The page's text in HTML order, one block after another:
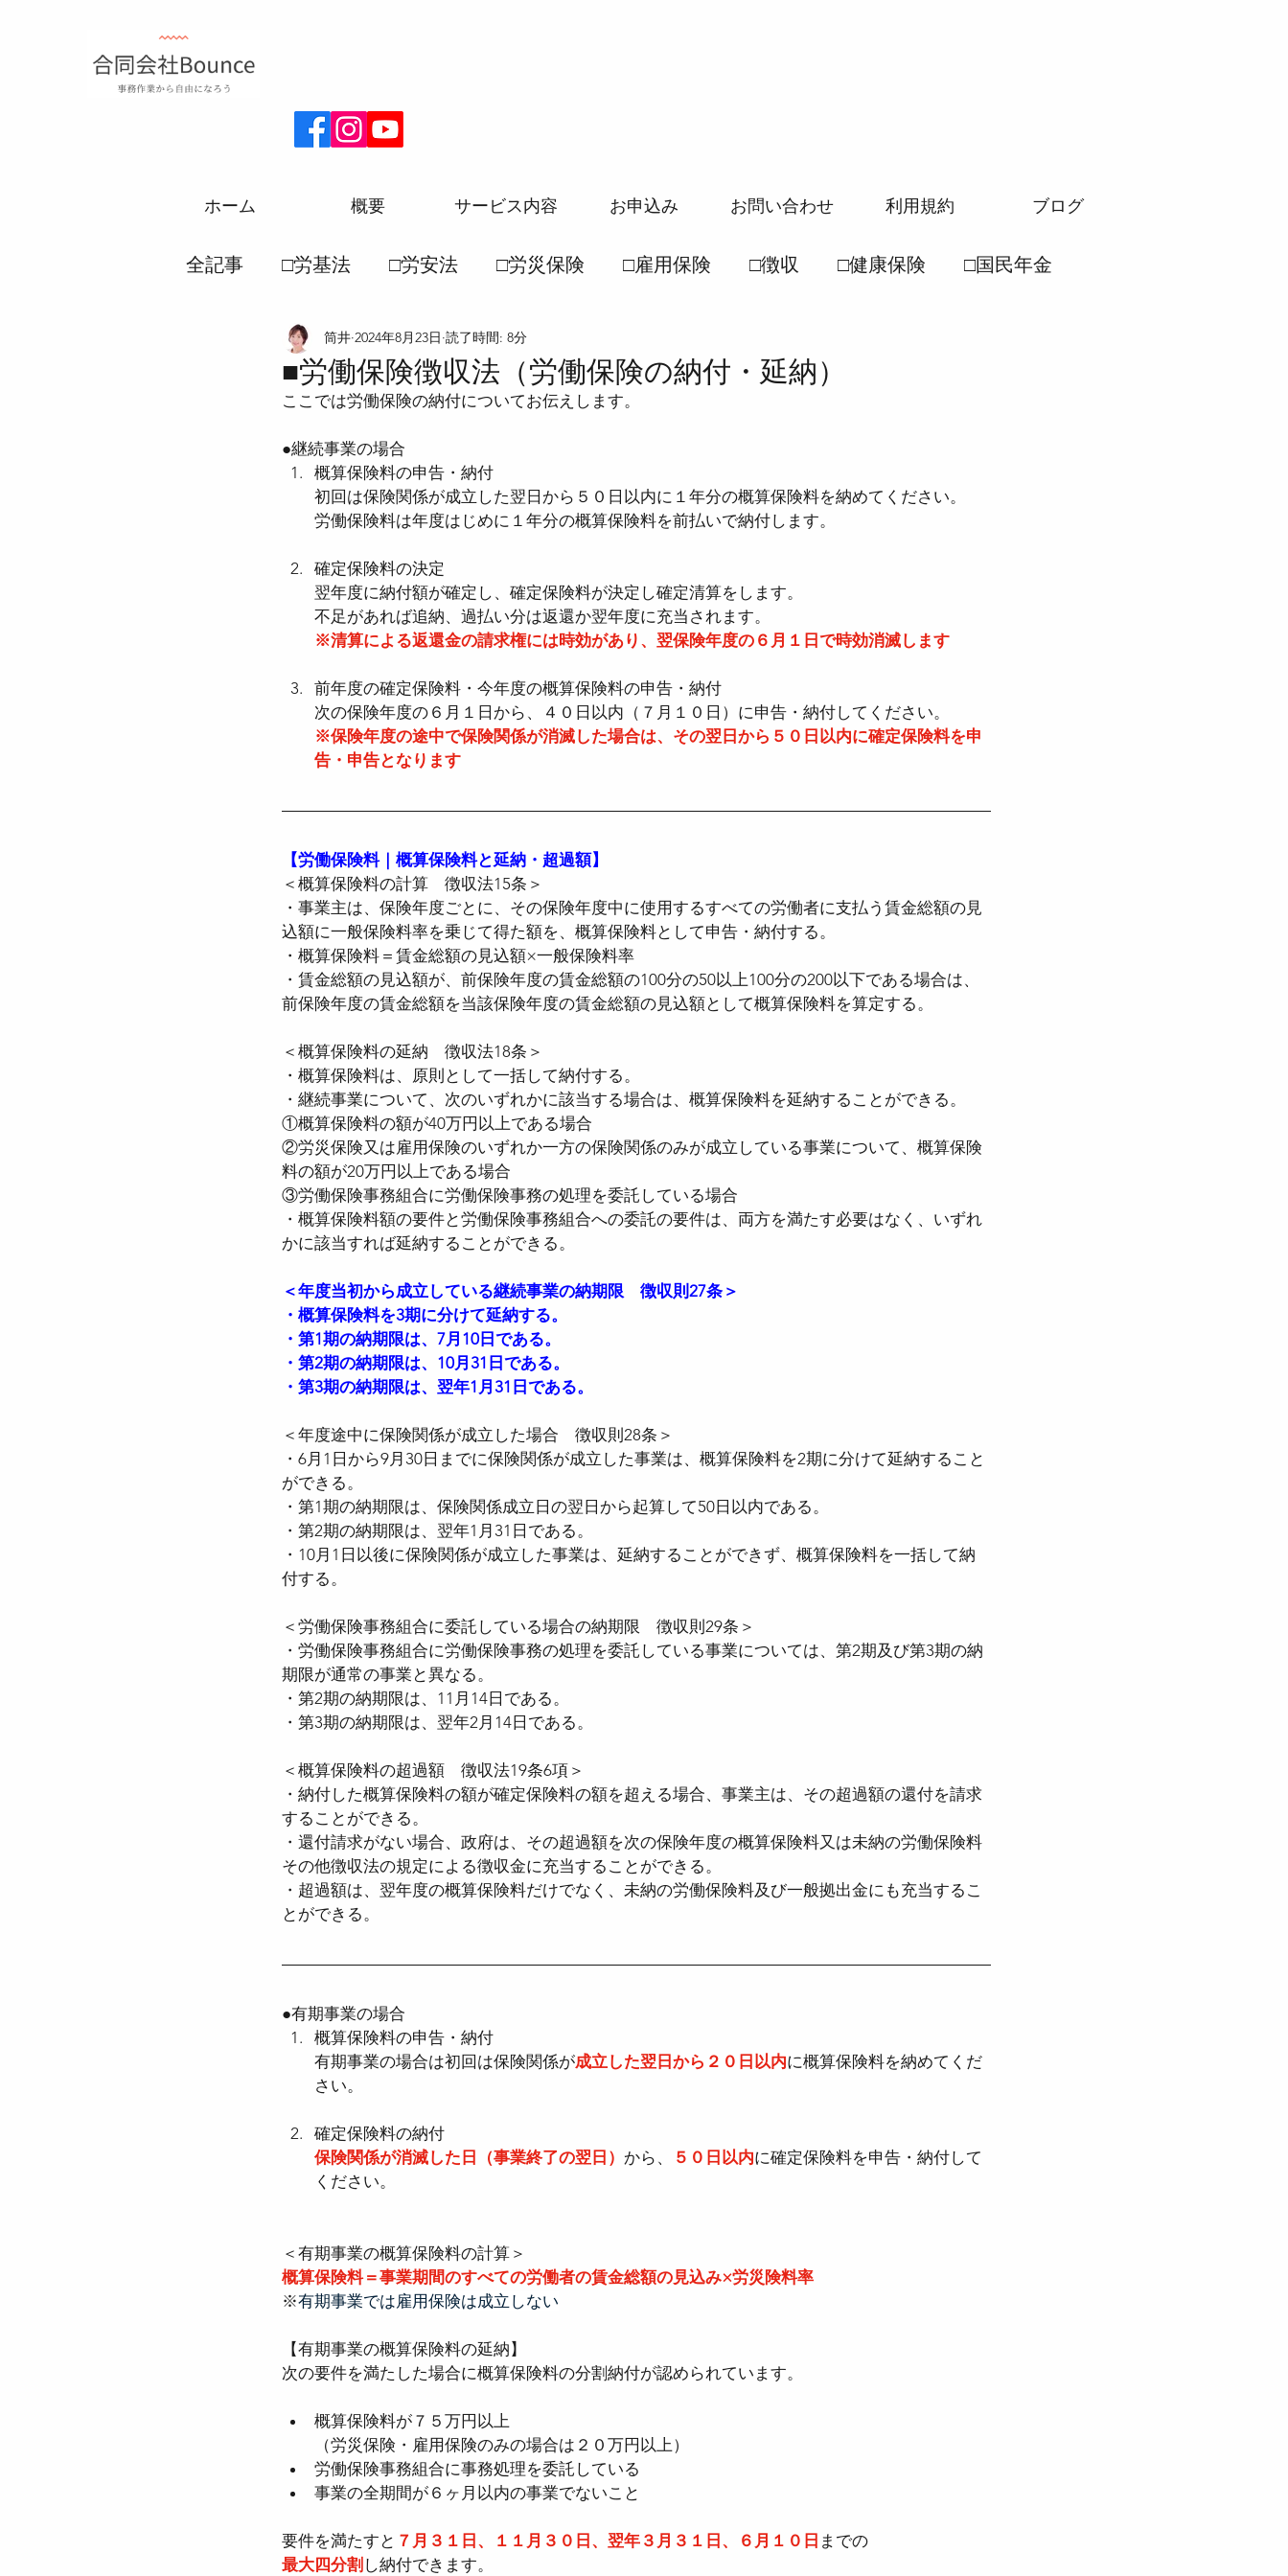
ホーム 概要 サービス内容 お申込み お問い合わせ 利用規約 ブログ
全記事 □労基法 □労安法 □労災保険 □雇用保険 □徴収 □健康保険 □国民年金
□厚生年金 □労務一般常識 □社保一般常識
●介護保険法 ●高齢者医療確保法 ●国民健康保険法 ●児童手当法
●確定給付企業年金法
●労働組合法 ●労働時間設定改善法 ●男女雇用機会均等法 ●育児介護休業法
■労働保険徴収法（労働保険の納付・延納）
筒井 2024年8月23日 読了時間: 8分
ここでは労働保険の納付についてお伝えします。
●継続事業の場合
概算保険料の申告・納付
初回は保険関係が成立した翌日から５０日以内に１年分の概算保険料を納めてください。
労働保険料は年度はじめに１年分の概算保険料を前払いで納付します。
確定保険料の決定
翌年度に納付額が確定し、確定保険料が決定し確定清算をします。
不足があれば追納、過払い分は返還か翌年度に充当されます。
※清算による返還金の請求権には時効があり、翌保険年度の６月１日で時効消滅します
前年度の確定保険料・今年度の概算保険料の申告・納付
次の保険年度の６月１日から、４０日以内（７月１０日）に申告・納付してください。
※保険年度の途中で保険関係が消滅した場合は、その翌日から５０日以内に確定保険料を申
告・申告となります
【労働保険料｜概算保険料と延納・超過額】
＜概算保険料の計算　徴収法15条＞
・事業主は、保険年度ごとに、その保険年度中に使用するすべての労働者に支払う賃金総額の見
込額に一般保険料率を乗じて得た額を、概算保険料として申告・納付する。
・概算保険料＝賃金総額の見込額×一般保険料率
・賃金総額の見込額が、前保険年度の賃金総額の100分の50以上100分の200以下である場合は、
前保険年度の賃金総額を当該保険年度の賃金総額の見込額として概算保険料を算定する。
＜概算保険料の延納　徴収法18条＞
・概算保険料は、原則として一括して納付する。
・継続事業について、次のいずれかに該当する場合は、概算保険料を延納することができる。
①概算保険料の額が40万円以上である場合
②労災保険又は雇用保険のいずれか一方の保険関係のみが成立している事業について、概算保険
料の額が20万円以上である場合
③労働保険事務組合に労働保険事務の処理を委託している場合
・概算保険料額の要件と労働保険事務組合への委託の要件は、両方を満たす必要はなく、いずれ
かに該当すれば延納することができる。
＜年度当初から成立している継続事業の納期限　徴収則27条＞
・概算保険料を3期に分けて延納する。
・第1期の納期限は、7月10日である。
・第2期の納期限は、10月31日である。
・第3期の納期限は、翌年1月31日である。
＜年度途中に保険関係が成立した場合　徴収則28条＞
・6月1日から9月30日までに保険関係が成立した事業は、概算保険料を2期に分けて延納すること
ができる。
・第1期の納期限は、保険関係成立日の翌日から起算して50日以内である。
・第2期の納期限は、翌年1月31日である。
・10月1日以後に保険関係が成立した事業は、延納することができず、概算保険料を一括して納
付する。
＜労働保険事務組合に委託している場合の納期限　徴収則29条＞
・労働保険事務組合に労働保険事務の処理を委託している事業については、第2期及び第3期の納
期限が通常の事業と異なる。
・第2期の納期限は、11月14日である。
・第3期の納期限は、翌年2月14日である。
＜概算保険料の超過額　徴収法19条6項＞
・納付した概算保険料の額が確定保険料の額を超える場合、事業主は、その超過額の還付を請求
することができる。
・還付請求がない場合、政府は、その超過額を次の保険年度の概算保険料又は未納の労働保険料
その他徴収法の規定による徴収金に充当することができる。
・超過額は、翌年度の概算保険料だけでなく、未納の労働保険料及び一般拠出金にも充当するこ
とができる。
●有期事業の場合
概算保険料の申告・納付
有期事業の場合は初回は保険関係が成立した翌日から２０日以内に概算保険料を納めてくだ
さい。
確定保険料の納付
保険関係が消滅した日（事業終了の翌日） から、 ５０日以内に確定保険料を申告・納付して
ください。
＜有期事業の概算保険料の計算＞
概算保険料＝事業期間のすべての労働者の賃金総額の見込み×労災険料率
※有期事業では雇用保険は成立しない
【有期事業の概算保険料の延納】
次の要件を満たした場合に概算保険料の分割納付が認められています。
概算保険料が７５万円以上
（労災保険・雇用保険のみの場合は２０万円以上）
労働保険事務組合に事務処理を委託している
事業の全期間が６ヶ月以内の事業でないこと
要件を満たすと ７月３１日、１１月３０日、翌年３月３１日、６月１０日 までの
最大四分割 し納付できます。